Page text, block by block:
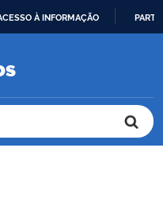
À INFORMAÇÃO